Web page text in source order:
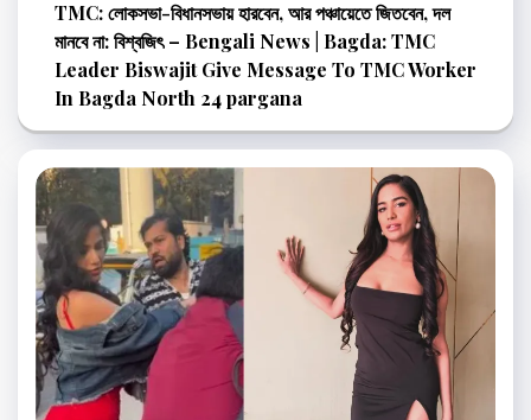
TMC: লোকসভা-বিধানসভায় হারবেন, আর পঞ্চায়েতে জিতবেন, দল
মানবে না: বিশ্বজিৎ – Bengali News | Bagda: TMC
Leader Biswajit Give Message To TMC Worker
In Bagda North 24 pargana